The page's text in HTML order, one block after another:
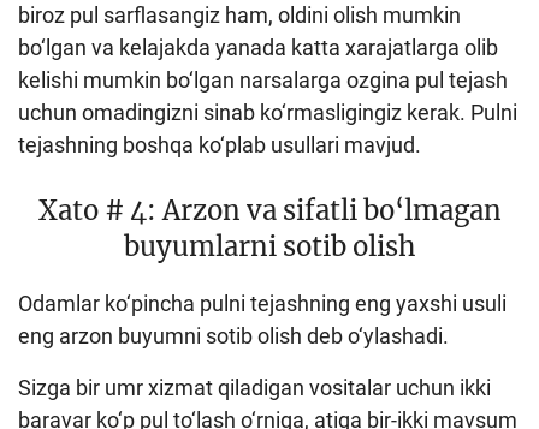
biroz pul sarflasangiz ham, oldini olish mumkin
bo‘lgan va kelajakda yanada katta xarajatlarga olib
kelishi mumkin bo‘lgan narsalarga ozgina pul tejash
uchun omadingizni sinab ko‘rmasligingiz kerak. Pulni
tejashning boshqa ko‘plab usullari mavjud.
Xato # 4: Arzon va sifatli bo‘lmagan
buyumlarni sotib olish
Odamlar ko‘pincha pulni tejashning eng yaxshi usuli
eng arzon buyumni sotib olish deb o‘ylashadi.
Sizga bir umr xizmat qiladigan vositalar uchun ikki
baravar ko‘p pul to‘lash o‘rniga, atiga bir-ikki mavsum